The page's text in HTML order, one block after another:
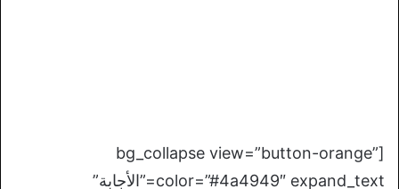
[bg_collapse view=”button-orange”
color=”#4a4949″ expand_text=”الأجابة”